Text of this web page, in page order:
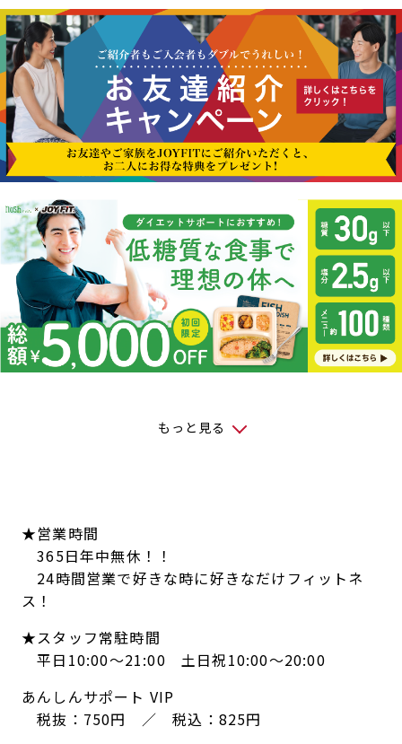
もっと見る
★営業時間
365日年中無休！！
24時間営業で好きな時に好きなだけフィットネ
ス！
★スタッフ常駐時間
平日10:00～21:00 土日祝10:00～20:00
あんしんサポート VIP
税抜：750円 ／ 税込：825円